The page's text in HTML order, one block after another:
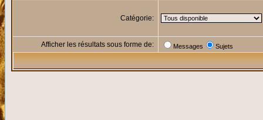
Catégorie:
Afficher les résultats sous forme de: Messages Sujets